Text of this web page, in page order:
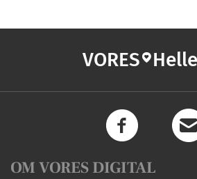
VORES
OM VORES DIGITAL